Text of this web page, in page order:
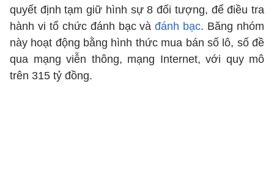
quyết định tạm giữ hình sự 8 đối tượng, để điều tra
hành vi tổ chức đánh bạc vàđánh bạc. Băng nhóm
này hoạt động bằng hình thức mua bán số lô, số đề
qua mạng viễn thông, mạng Internet, với quy mô
trên 315 tỷ đồng.